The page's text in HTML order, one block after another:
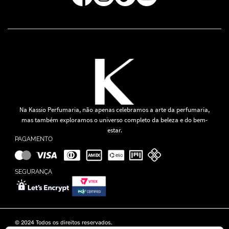
Na Kassio Perfumaria, não apenas celebramos a arte da perfumaria,
mas também exploramos o universo completo da beleza e do bem-
estar.
PAGAMENTO
SEGURANÇA
© 2024 Todos os direitos reservados.